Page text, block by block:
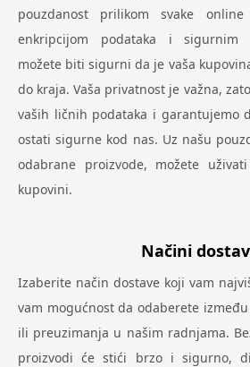
pouzdanost prilikom svake
enkripcijom podataka i sigurnim
možete biti sigurni da je vaša
do kraja. Vaša privatnost je važna,
vaših ličnih podataka i garantujemo
ostati sigurne kod nas. Uz našu
odabrane proizvode, možete
kupovini.
Načini
Izaberite način dostave koji vam
vam mogućnost da odaberete
ili preuzimanja u našim radnjama.
proizvodi će stići brzo i sigurno,